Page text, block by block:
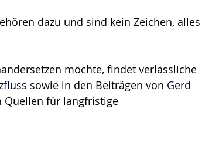
dazu und sind kein Zeichen, alles
möchte, findet verlässliche
sowie in den Beiträgen von Gerd
Quellen für langfristige